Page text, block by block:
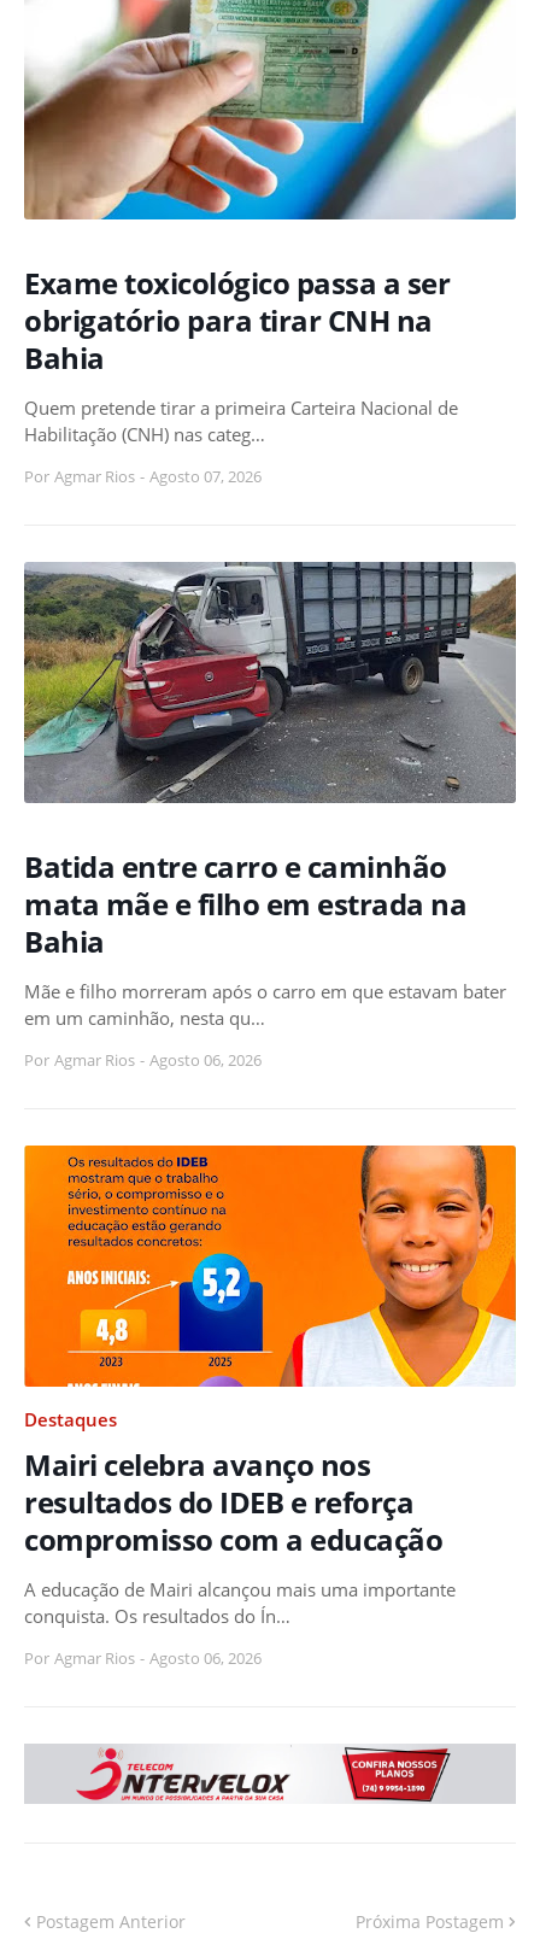
Exame toxicológico passa a ser
obrigatório para tirar CNH na
Bahia
Quem pretende tirar a primeira Carteira Nacional de
Habilitação (CNH) nas categ…
Por Agmar Rios - Agosto 07, 2026
Batida entre carro e caminhão
mata mãe e filho em estrada na
Bahia
Mãe e filho morreram após o carro em que estavam bater
em um caminhão, nesta qu…
Por Agmar Rios - Agosto 06, 2026
Destaques
Mairi celebra avanço nos
resultados do IDEB e reforça
compromisso com a educação
A educação de Mairi alcançou mais uma importante
conquista. Os resultados do Ín…
Por Agmar Rios - Agosto 06, 2026
Postagem Anterior Próxima Postagem